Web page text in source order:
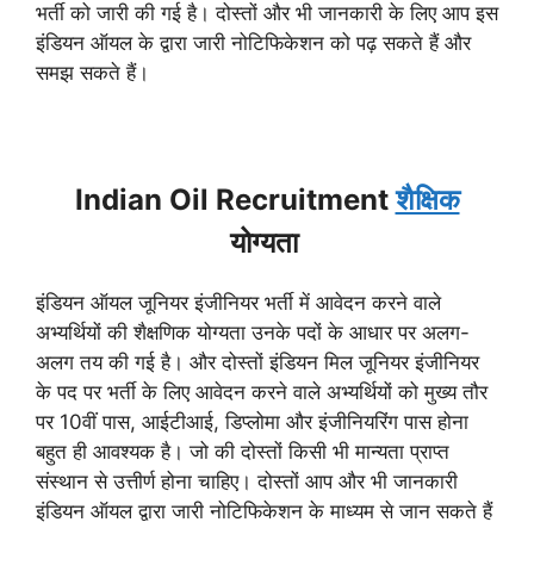
भर्ती को जारी की गई है। दोस्तों और भी जानकारी के लिए आप इस
इंडियन ऑयल के द्वारा जारी नोटिफिकेशन को पढ़ सकते हैं और
समझ सकते हैं।
Indian Oil Recruitmentशैक्षिक
योग्यता
इंडियन ऑयल जूनियर इंजीनियर भर्ती में आवेदन करने वाले
अभ्यर्थियों की शैक्षणिक योग्यता उनके पदों के आधार पर अलग-
अलग तय की गई है। और दोस्तों इंडियन मिल जूनियर इंजीनियर
के पद पर भर्ती के लिए आवेदन करने वाले अभ्यर्थियों को मुख्य तौर
पर 10वीं पास, आईटीआई, डिप्लोमा और इंजीनियरिंग पास होना
बहुत ही आवश्यक है। जो की दोस्तों किसी भी मान्यता प्राप्त
संस्थान से उत्तीर्ण होना चाहिए। दोस्तों आप और भी जानकारी
इंडियन ऑयल द्वारा जारी नोटिफिकेशन के माध्यम से जान सकते हैं